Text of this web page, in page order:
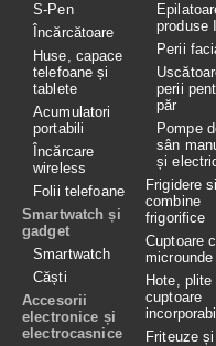
S-Pen
Încărcătoare
Huse, capace
telefoane și
tablete
Acumulatori
portabili
Încărcare
wireless
Folii telefoane
Smartwatch și
gadget
Smartwatch
Căști
Accesorii
electronice și
electrocasnice
produse
Perii
perii
păr
Pompe
sân
și
Frigidere si
combine
frigorifice
Cuptoare
microunde
Hote, plite
cuptoare
Friteuze și